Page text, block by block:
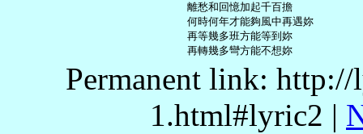
       離愁和回憶加起千百擔
       何時何年才能夠風中再遇妳
       再等幾多班方能等到妳
Permanent link:
1.html#lyric2 |